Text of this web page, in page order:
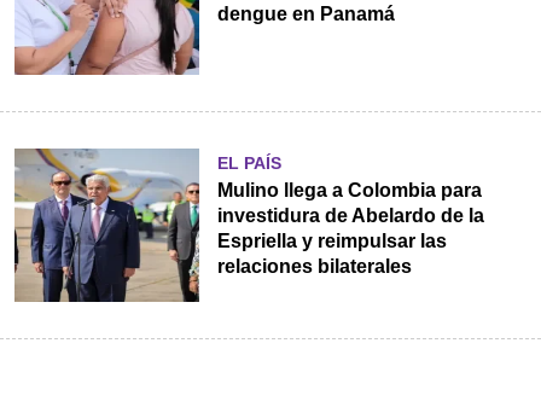
dengue en Panamá
EL PAÍS
Mulino llega a Colombia para
investidura de Abelardo de la
Espriella y reimpulsar las
relaciones bilaterales